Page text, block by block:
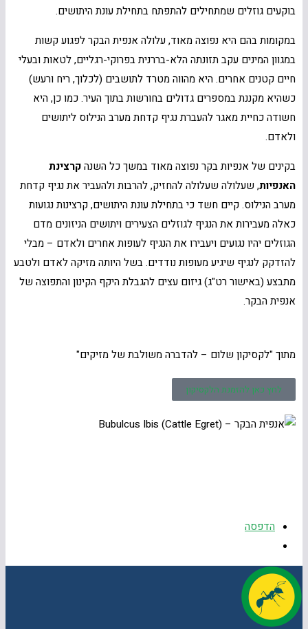
בוקעים גוזלים שמתחילים להתפתח בתחילת עונת היתושים.
במקומות בהם היא נפוצה מאוד, עלולה אנפית הבקר לפגוע קשות
במגוון המינים עקב תזונתה הלא-בררנית בפרוקי-רגליים, לטאות ובעלי
חיים קטנים אחרים. היא מהווה מטרד לתושבים (לכלוך, ריח ורעש)
כשהיא מקננת במספרים גדולים בחורשות בתוך העיר. כמו כן, היא
חשודה כחיית מאגר להעברת נגיף קדחת מערב הנילוס ליתושים
ולאדם.
בקינים של אנפיות בקר נפוצה מאוד במשך כל השנהקרצינת
האנפיות, שעלולה שעלולה להחזיק, להרבות ולהעביר את נגיף קדחת
מערב הנילוס. קיים חשד כי בתחילת עונת היתושים, קרצינות נגועות
כאלה מעבירות את הנגיף לגוזלים הצעירים ויתושים הניזונים מדם
הגוזלים יהיו נגועים ויעבירו את הנגיף לעופות אחרים ולאדם – מבלי
להזדקק לנגיף שיגיע מעופות נודדים. בשל היותה מזיקה לאדם ולטבע
מתבצע (באישור רט"ג) גיזום עצים להגבלת היקף הקינון והתפוצה של
אנפית הבקר.
מתוך "לקסיקון שלום – להדברה משולבת של מזיקים"
לחץ כאן להזמנת הלקסיקון
הדפסה